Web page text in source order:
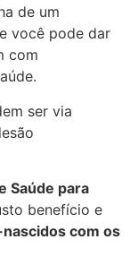
de um
você pode dar
com
ser via
Saúde para
benefício e
com os